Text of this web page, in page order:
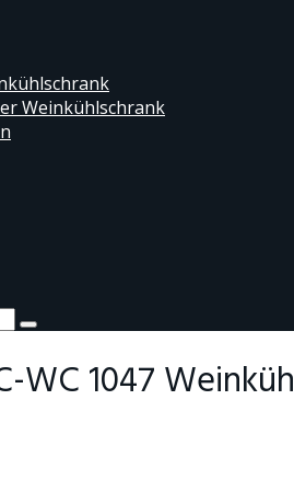
Weinkühlschrank
WC 1047